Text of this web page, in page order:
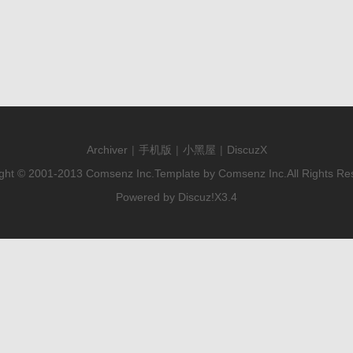
Archiver | 手机版 | 小黑屋 | DiscuzX
© 2001-2013 Comsenz Inc. Template by Comsenz Inc. All Rights
Powered by Discuz!X3.4